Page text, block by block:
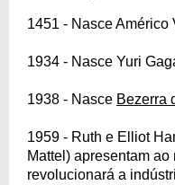
1451 - Nasce
1934 - Nasce Yuri
1938 - Nasce Bezerra
1959 - Ruth e Elliot
Mattel) apresentam
revolucionará a